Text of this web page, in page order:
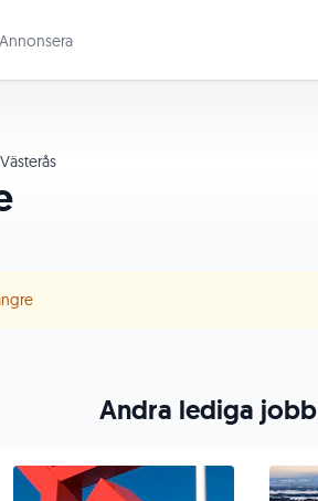
Annonsera
Västerås
Andra lediga jobb